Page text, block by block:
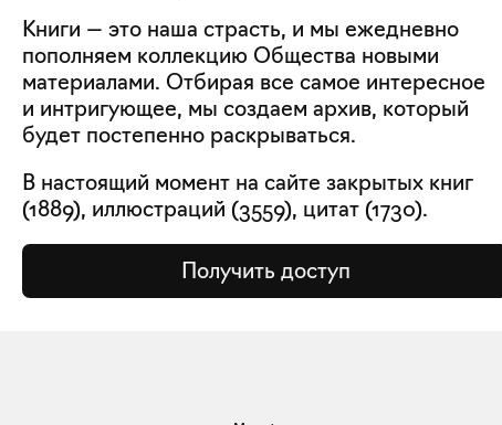
Книги — это наша страсть, и мы ежедневно
пополняем коллекцию Общества новыми
материалами. Отбирая все самое интересное
и интригующее, мы создаем архив, который
будет постепенно раскрываться.
В настоящий момент на сайте закрытых книг
(1889), иллюстраций (3559), цитат (1730).
Получить доступ